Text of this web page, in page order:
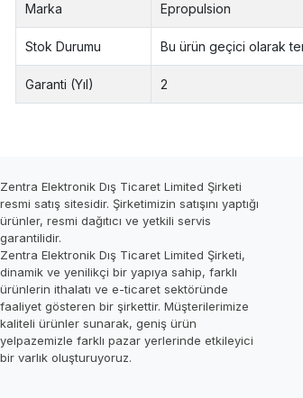
Marka Epropulsion
Stok Durumu Bu ürün geçici olarak
Garanti (Yıl) 2
Zentra Elektronik Dış Ticaret Limited Şirketi
resmi satış sitesidir. Şirketimizin satışını yaptığı
ürünler, resmi dağıtıcı ve yetkili servis
garantilidir.
Zentra Elektronik Dış Ticaret Limited Şirketi,
dinamik ve yenilikçi bir yapıya sahip, farklı
ürünlerin ithalatı ve e-ticaret sektöründe
faaliyet gösteren bir şirkettir. Müşterilerimize
kaliteli ürünler sunarak, geniş ürün
yelpazemizle farklı pazar yerlerinde etkileyici
bir varlık oluşturuyoruz.